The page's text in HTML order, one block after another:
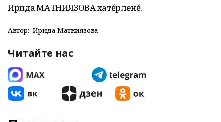
Ирида МАТНИЯЗОВА хатĕрленĕ.
Автор: Ирида Матниязова
Читайте нас